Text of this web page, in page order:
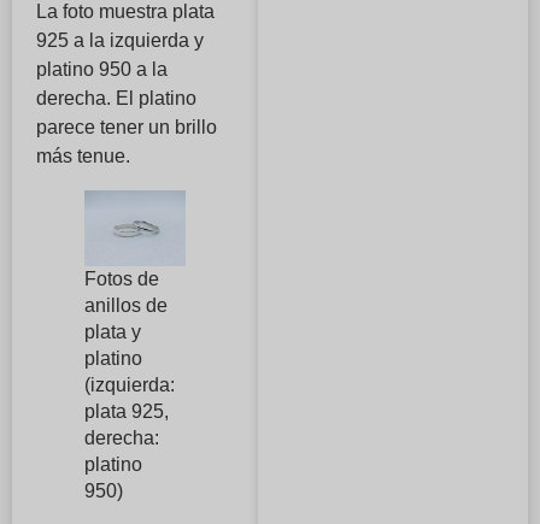
La foto muestra plata
925 a la izquierda y
platino 950 a la
derecha. El platino
parece tener un brillo
más tenue.
Fotos de
anillos de
plata y
platino
(izquierda:
plata 925,
derecha:
platino
950)